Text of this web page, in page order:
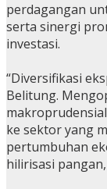
perdagangan
serta sinergi
investasi.
“Diversifikasi
Belitung.
ke sektor yang
pertumbuhan
hilirisasi